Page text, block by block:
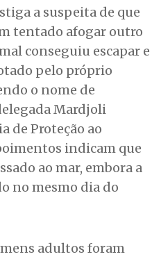
a suspeita de que
tentado afogar outro
conseguiu escapar e
pelo próprio
o nome de
Mardjoli
de Proteção ao
indicam que
ao mar, embora a
no mesmo dia do
adultos foram